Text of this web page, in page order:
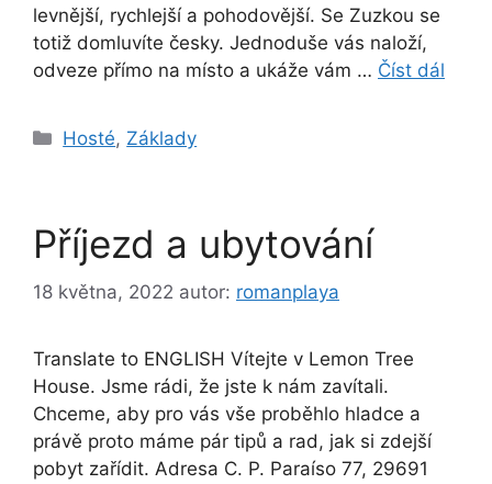
levnější, rychlejší a pohodovější. Se Zuzkou se
totiž domluvíte česky. Jednoduše vás naloží,
odveze přímo na místo a ukáže vám … Číst dál
Rubriky
Hosté, Základy
Příjezd a ubytování
18 května, 2022 autor: romanplaya
Translate to ENGLISH Vítejte v Lemon Tree
House. Jsme rádi, že jste k nám zavítali.
Chceme, aby pro vás vše proběhlo hladce a
právě proto máme pár tipů a rad, jak si zdejší
pobyt zařídit. Adresa C. P. Paraíso 77, 29691